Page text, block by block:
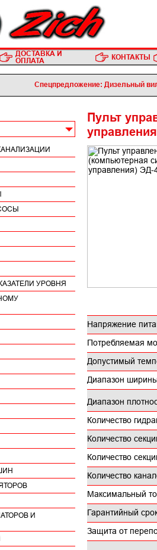
ДОСТАВКА И
ОПЛАТА КОНТАКТЫ
Спецпредложение: Дизельный
УРОВНЯ
И
Пульт
Напряжение
Потребляемая
Допустимый
Диапазон
Диапазон
Количество
Количество
Количество
Количество
Максимальный
Гарантийный
Защита от